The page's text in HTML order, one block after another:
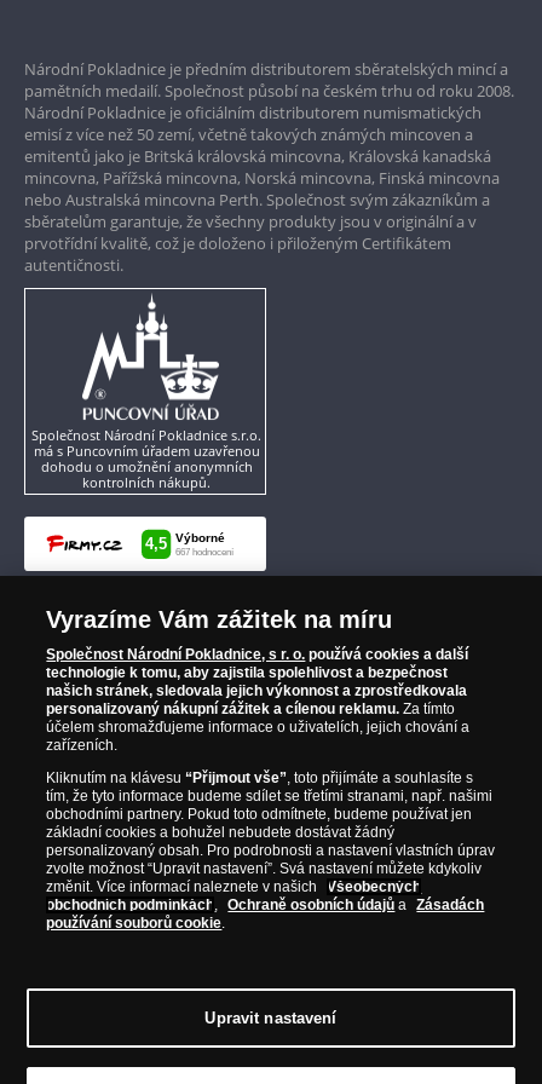
Garance nejvyšší kvality
Pouze originální produkty
Národní Pokladnice je předním distributorem sběratelských mincí a
pamětních medailí. Společnost působí na českém trhu od roku 2008.
Národní Pokladnice je oficiálním distributorem numismatických
emisí z více než 50 zemí, včetně takových známých mincoven a
emitentů jako je Britská královská mincovna, Královská kanadská
mincovna, Pařížská mincovna, Norská mincovna, Finská mincovna
nebo Australská mincovna Perth. Společnost svým zákazníkům a
sběratelům garantuje, že všechny produkty jsou v originální a v
prvotřídní kvalitě, což je doloženo i přiloženým Certifikátem
autentičnosti.
Společnost Národní Pokladnice s.r.o.
má s Puncovním úřadem uzavřenou
dohodu o umožnění anonymních
kontrolních nákupů.
Vyrazíme Vám zážitek na míru
Společnost Národní Pokladnice, s r. o. používá cookies a další
technologie k tomu, aby zajistila spolehlivost a bezpečnost
našich stránek, sledovala jejich výkonnost a zprostředkovala
personalizovaný nákupní zážitek a cílenou reklamu. Za tímto
účelem shromažďujeme informace o uživatelích, jejich chování a
zařízeních.
Kliknutím na klávesu“Přijmout vše”, toto přijímáte a souhlasíte s
tím, že tyto informace budeme sdílet se třetími stranami, např. našimi
obchodními partnery. Pokud toto odmítnete, budeme používat jen
základní cookies a bohužel nebudete dostávat žádný
personalizovaný obsah. Pro podrobnosti a nastavení vlastních úprav
zvolte možnost “Upravit nastavení”. Svá nastavení můžete kdykoliv
změnit. Více informací naleznete v našich
Všeobecných
obchodních podmínkách , Ochraně osobních údajů a
Zásadách
používání souborů cookie.
Upravit nastavení